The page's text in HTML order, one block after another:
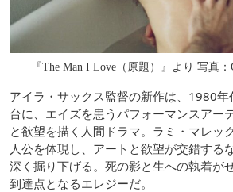
『The Man I Love（原題）』より 写真：
アイラ・サックス監督の新作は、1980
台に、エイズを患うパフォーマンスアー
と欲望を描く人間ドラマ。ラミ・マレッ
人公を体現し、アートと欲望が交錯する
深く掘り下げる。死の影と生への執着が
到達点となるエレジーだ。